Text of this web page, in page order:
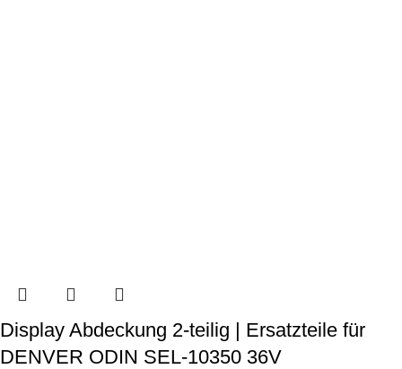
Display Abdeckung 2-teilig | Ersatzteile für
DENVER ODIN SEL-10350 36V